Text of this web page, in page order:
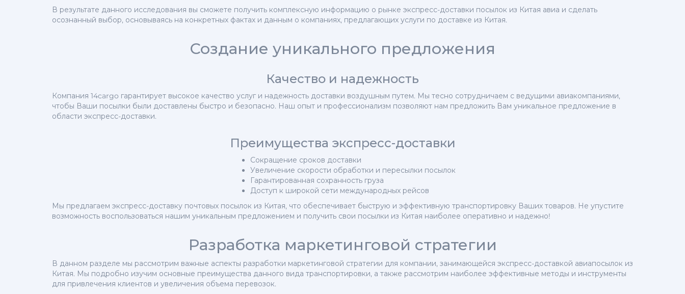
В результате данного исследования вы сможете получить комплексную информацию о рынке экспресс-доставки посылок из Китая авиа и сделать
осознанный выбор, основываясь на конкретных фактах и данным о компаниях, предлагающих услуги по доставке из Китая.
Создание уникального предложения
Качество и надежность
Компания 14cargo гарантирует высокое качество услуг и надежность доставки воздушным путем. Мы тесно сотрудничаем с ведущими авиакомпаниями,
чтобы Ваши посылки были доставлены быстро и безопасно. Наш опыт и профессионализм позволяют нам предложить Вам уникальное предложение в
области экспресс-доставки.
Преимущества экспресс-доставки
Сокращение сроков доставки
Увеличение скорости обработки и пересылки посылок
Гарантированная сохранность груза
Доступ к широкой сети международных рейсов
Мы предлагаем экспресс-доставку почтовых посылок из Китая, что обеспечивает быструю и эффективную транспортировку Ваших товаров. Не упустите
возможность воспользоваться нашим уникальным предложением и получить свои посылки из Китая наиболее оперативно и надежно!
Разработка маркетинговой стратегии
В данном разделе мы рассмотрим важные аспекты разработки маркетинговой стратегии для компании, занимающейся экспресс-доставкой авиапосылок из
Китая. Мы подробно изучим основные преимущества данного вида транспортировки, а также рассмотрим наиболее эффективные методы и инструменты
для привлечения клиентов и увеличения объема перевозок.